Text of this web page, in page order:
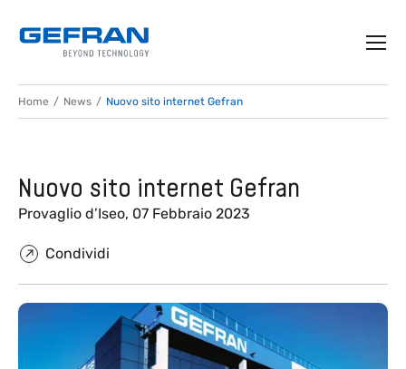
Home News Nuovo sito internet Gefran
Nuovo sito internet Gefran
Provaglio d’Iseo, 07 Febbraio 2023
Condividi